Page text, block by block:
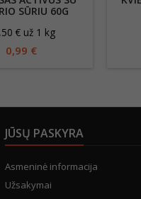
SŪRIU 60G
€ už 1 kg
0,99 €
JŪSŲ PASKYRA
Asmeninė informacija
Užsakymai